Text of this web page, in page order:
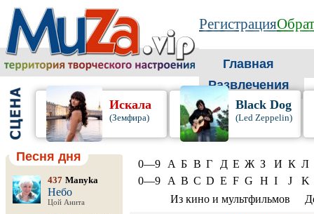
Регистрация
Главная
Развлечения
Искала
(Земфира)
Black Dog
(Led Zeppelin)
Песня дня
437 Manyka
Небо
Цой Анита
0—9 А Б В Г Д Е Ж З И К Л
0—9
A B C D E F G H I J
K
Из кино и мультфильмов